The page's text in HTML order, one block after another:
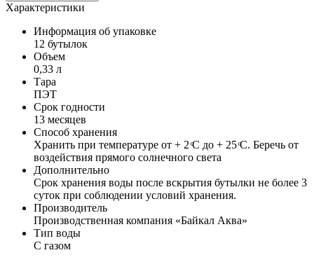
Характеристики
Информация об упаковке
12 бутылок
Объем
0,33 л
Тара
ПЭТ
Срок годности
13 месяцев
Способ хранения
Хранить при температуре от + 2 ͦС до + 25 ͦС. Беречь от
воздействия прямого солнечного света
Дополнительно
Срок хранения воды после вскрытия бутылки не более 3
суток при соблюдении условий хранения.
Производитель
Производственная компания «Байкал Аква»
Тип воды
С газом